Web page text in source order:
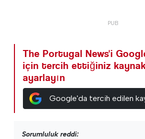
The Portugal News'i
için tercih ettiğiniz
ayarlayın
Google'da tercih edilen
Sorumluluk reddi: